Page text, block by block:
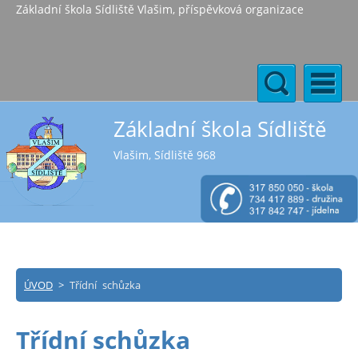
Základní škola Sídliště Vlašim, příspěvková organizace
Základní škola Sídliště
Vlašim, Sídliště 968
ÚVOD > Třídní schůzka
Třídní schůzka